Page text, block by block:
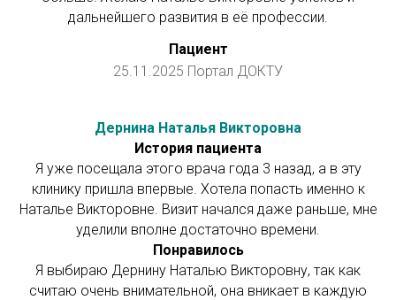
дальнейшего развития в её профессии.
Пациент
25.11.2025 Портал ДОКТУ
Дернина Наталья Викторовна
История пациента
Я уже посещала этого врача года 3 назад, а в эту
клинику пришла впервые. Хотела попасть именно к
Наталье Викторовне. Визит начался даже раньше, мне
уделили вполне достаточно времени.
Понравилось
Я выбираю Дернину Наталью Викторовну, так как
считаю очень внимательной, она вникает в каждую